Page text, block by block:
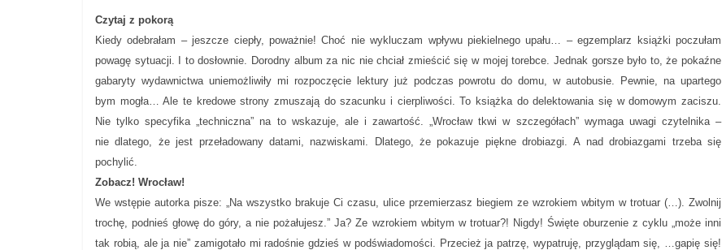
Czytaj z pokorą
Kiedy odebrałam – jeszcze ciepły, poważnie! Choć nie wykluczam wpływu piekielnego upału… – egzemplarz książki poczułam
powagę sytuacji. I to dosłownie. Dorodny album za nic nie chciał zmieścić się w mojej torebce. Jednak gorsze było to, że pokaźne
gabaryty wydawnictwa uniemożliwiły mi rozpoczęcie lektury już podczas powrotu do domu, w autobusie. Pewnie, na upartego
bym mogła… Ale te kredowe strony zmuszają do szacunku i cierpliwości. To książka do delektowania się w domowym zaciszu.
Nie tylko specyfika „techniczna” na to wskazuje, ale i zawartość. „Wrocław tkwi w szczegółach” wymaga uwagi czytelnika –
nie dlatego, że jest przeładowany datami, nazwiskami. Dlatego, że pokazuje piękne drobiazgi. A nad drobiazgami trzeba się
pochylić.
Zobacz! Wrocław!
We wstępie autorka pisze: „Na wszystko brakuje Ci czasu, ulice przemierzasz biegiem ze wzrokiem wbitym w trotuar (…). Zwolnij
trochę, podnieś głowę do góry, a nie pożałujesz.” Ja? Ze wzrokiem wbitym w trotuar?! Nigdy! Święte oburzenie z cyklu „może inni
tak robią, ale ja nie” zamigotało mi radośnie gdzieś w podświadomości. Przecież ja patrzę, wypatruję, przyglądam się, …gapię się!